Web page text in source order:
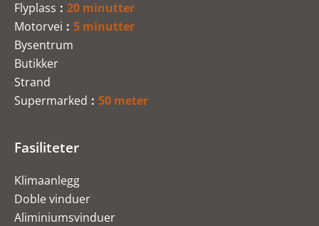
Flyplass
20 minutter
Motorvei
5 minutter
Bysentrum
Butikker
Strand
Supermarked
50 meter
Fasiliteter
Klimaanlegg
Doble vinduer
Aliminiumsvinduer